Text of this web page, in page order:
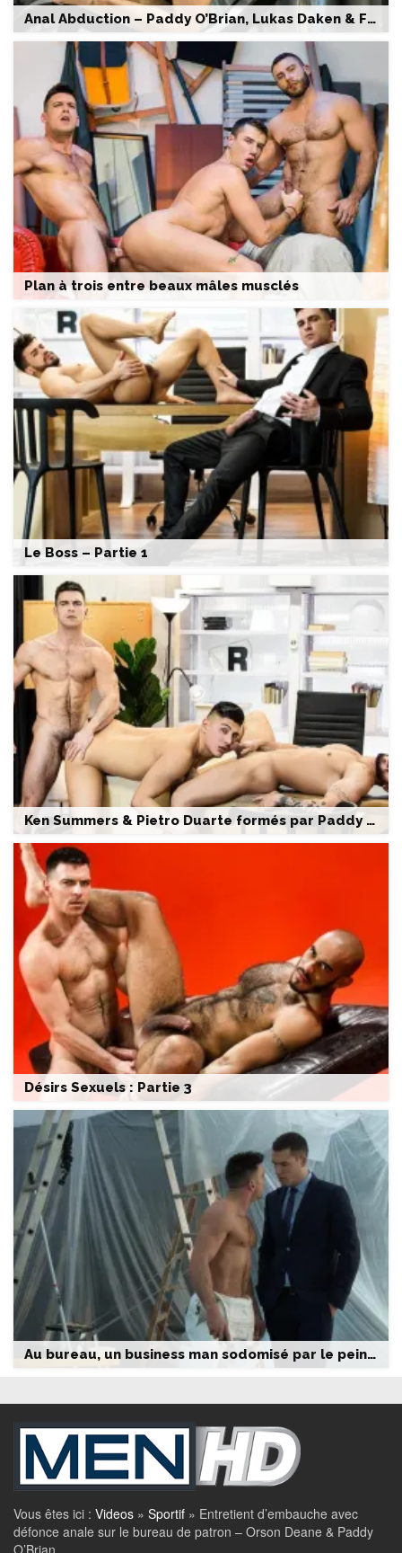
Anal Abduction – Paddy O’Brian, Lukas Daken & Francois Sagat
Plan à trois entre beaux mâles musclés
Le Boss – Partie 1
Ken Summers & Pietro Duarte formés par Paddy O’Brian dans un trio musclé
Désirs Sexuels : Partie 3
Au bureau, un business man sodomisé par le peintre
Vous êtes ici : Videos » Sportif » Entretient d’embauche avec
défonce anale sur le bureau de patron – Orson Deane & Paddy